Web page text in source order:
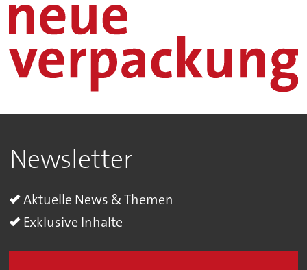
Newsletter
Aktuelle News & Themen
Exklusive Inhalte